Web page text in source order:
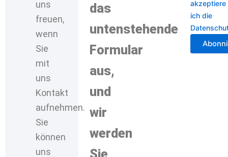
uns
freuen,
wenn
Sie
mit
uns
Kontakt
aufnehmen.
Sie
können
uns
das
untenstehende
Formular
aus,
und
wir
werden
akzeptiere
ich die